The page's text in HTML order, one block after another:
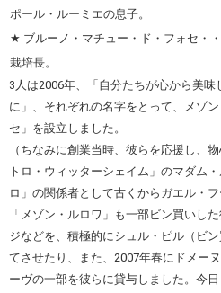
ポール・ルーミエの息子。
★ ブルーノ・マチュー・ド・フォセ・
栽培長。
3人は2006年、「自分たちが心から美
に」、それぞれの名字をとって、メゾ
セ」を設立しました。
（ちなみに創業当時、彼らを応援し、
トロ・ウィッターシェイム」のマダム
ロ」の関係者として古くからガエル・
「メゾン・ルロワ」も一部ビン買いし
ジなどを、積極的にシュル・ピル（ビ
てさせたり、また、2007年春にドメー
ーヴの一部を彼らに貸与しました。今